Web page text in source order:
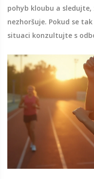
pohyb kloubu a
nezhoršuje. Pokud se
situaci konzultujte s